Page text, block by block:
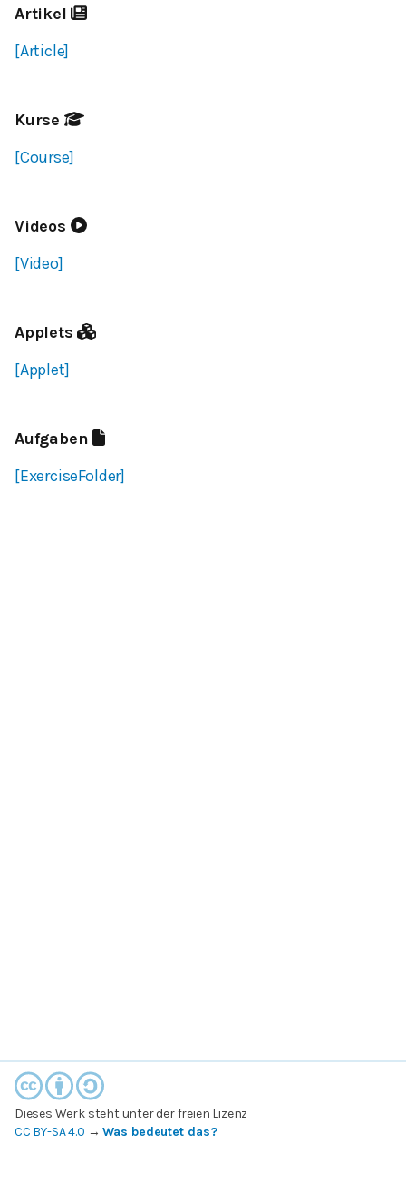
Artikel
[Article]
Kurse
[Course]
Videos
[Video]
Applets
[Applet]
Aufgaben
[ExerciseFolder]
Dieses Werk steht unter der freien Lizenz
CC BY-SA 4.0 →Was bedeutet das?